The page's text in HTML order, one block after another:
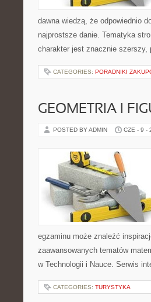
dawna wiedzą, że odpowiednio
najprostsze danie. Tematyka
charakter jest znacznie
CATEGORIES: PORADNIKI
GEOMETRIA I
POSTED BY ADMIN CZE - 9 -
egzaminu może znaleźć
zaawansowanych tematów
w Technologii i Nauce. Serwis
CATEGORIES: TURYSTYKA